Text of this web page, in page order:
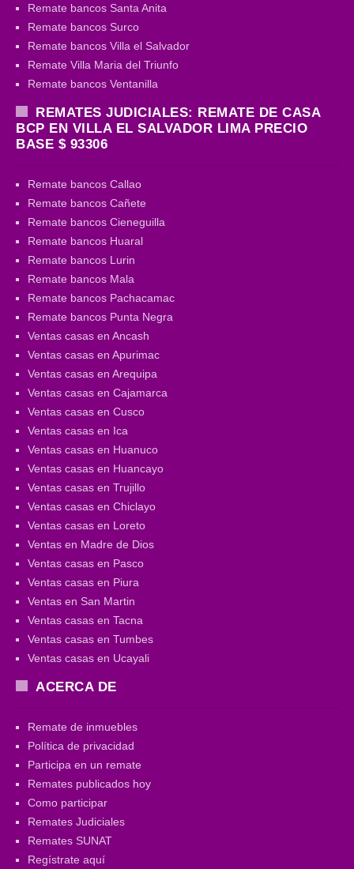
Remate bancos Santa Anita
Remate bancos Surco
Remate bancos Villa el Salvador
Remate Villa Maria del Triunfo
Remate bancos Ventanilla
REMATES JUDICIALES: REMATE DE CASA
BCP EN VILLA EL SALVADOR LIMA PRECIO
BASE $ 93306
Remate bancos Callao
Remate bancos Cañete
Remate bancos Cieneguilla
Remate bancos Huaral
Remate bancos Lurin
Remate bancos Mala
Remate bancos Pachacamac
Remate bancos Punta Negra
Ventas casas en Ancash
Ventas casas en Apurimac
Ventas casas en Arequipa
Ventas casas en Cajamarca
Ventas casas en Cusco
Ventas casas en Ica
Ventas casas en Huanuco
Ventas casas en Huancayo
Ventas casas en Trujillo
Ventas casas en Chiclayo
Ventas casas en Loreto
Ventas en Madre de Dios
Ventas casas en Pasco
Ventas casas en Piura
Ventas en San Martin
Ventas casas en Tacna
Ventas casas en Tumbes
Ventas casas en Ucayali
ACERCA DE
Remate de inmuebles
Política de privacidad
Participa en un remate
Remates publicados hoy
Como participar
Remates Judiciales
Remates SUNAT
Regístrate aquí